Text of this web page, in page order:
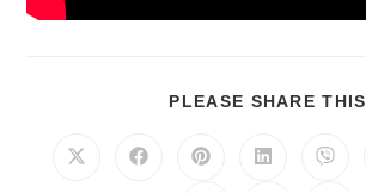
PLEASE SHARE THIS